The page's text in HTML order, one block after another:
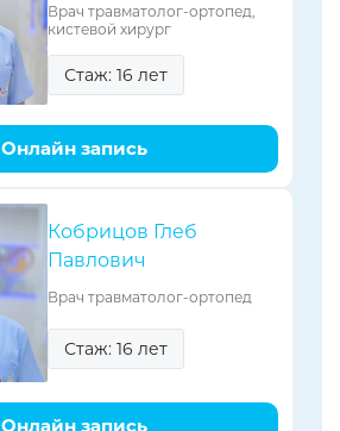
Врач травматолог-ортопед,
кистевой хирург
Стаж: 16 лет
Онлайн запись
Кобрицов Глеб
Павлович
Врач травматолог-ортопед
Стаж: 16 лет
Онлайн запись